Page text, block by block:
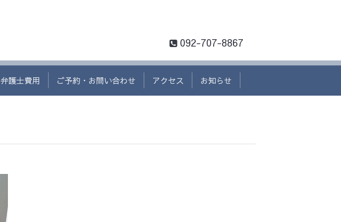
092-707-8867
弁護士費用 ご予約・お問い合わせ アクセス お知らせ